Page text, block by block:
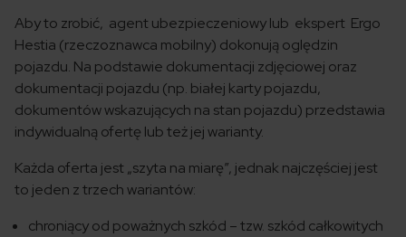
Aby to zrobić, agent ubezpieczeniowy lub ekspert Ergo
Hestia (rzeczoznawca mobilny) dokonują oględzin
pojazdu. Na podstawie dokumentacji zdjęciowej oraz
dokumentacji pojazdu (np. białej karty pojazdu,
dokumentów wskazujących na stan pojazdu) przedstawia
indywidualną ofertę lub też jej warianty.
Każda oferta jest „szyta na miarę”, jednak najczęściej jest
to jeden z trzech wariantów:
chroniący od poważnych szkód – tzw. szkód całkowitych